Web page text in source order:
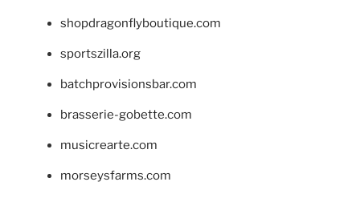
shopdragonflyboutique.com
sportszilla.org
batchprovisionsbar.com
brasserie-gobette.com
musicrearte.com
morseysfarms.com